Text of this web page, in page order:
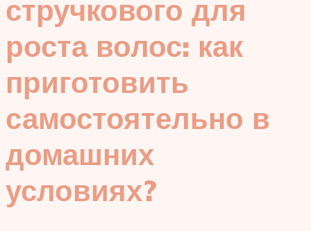
стручкового для
роста волос: как
приготовить
самостоятельно в
домашних
условиях?